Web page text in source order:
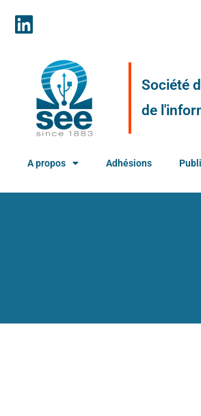
Société
de
A propos Adhésions